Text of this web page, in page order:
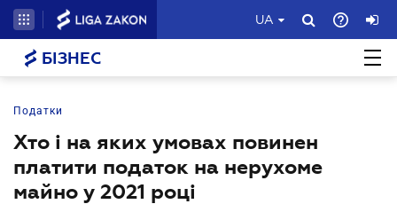
UA
БІЗНЕС
Податки
Хто і на яких умовах повинен
платити податок на нерухоме
майно у 2021 році